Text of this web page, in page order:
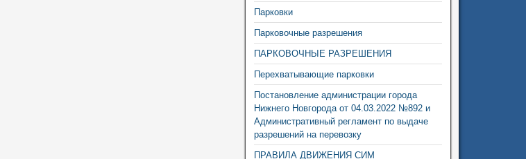
Парковки
Парковочные разрешения
ПАРКОВОЧНЫЕ РАЗРЕШЕНИЯ
Перехватывающие парковки
Постановление администрации города
Нижнего Новгорода от 04.03.2022 №892 и
Административный регламент по выдаче
разрешений на перевозку
ПРАВИЛА ДВИЖЕНИЯ СИМ